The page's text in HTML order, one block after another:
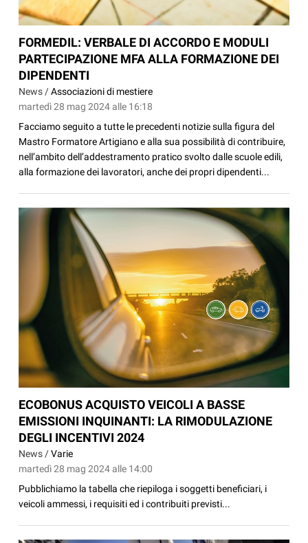
FORMEDIL: VERBALE DI ACCORDO E MODULI
PARTECIPAZIONE MFA ALLA FORMAZIONE DEI
DIPENDENTI
News /Associazioni di mestiere
martedì 28 mag 2024 alle 16:18
Facciamo seguito a tutte le precedenti notizie sulla figura del
Mastro Formatore Artigiano e alla sua possibilità di contribuire,
nell’ambito dell’addestramento pratico svolto dalle scuole edili,
alla formazione dei lavoratori, anche dei propri dipendenti...
ECOBONUS ACQUISTO VEICOLI A BASSE
EMISSIONI INQUINANTI: LA RIMODULAZIONE
DEGLI INCENTIVI 2024
News /Varie
martedì 28 mag 2024 alle 14:00
Pubblichiamo la tabella che riepiloga i soggetti beneficiari, i
veicoli ammessi, i requisiti ed i contribuiti previsti...